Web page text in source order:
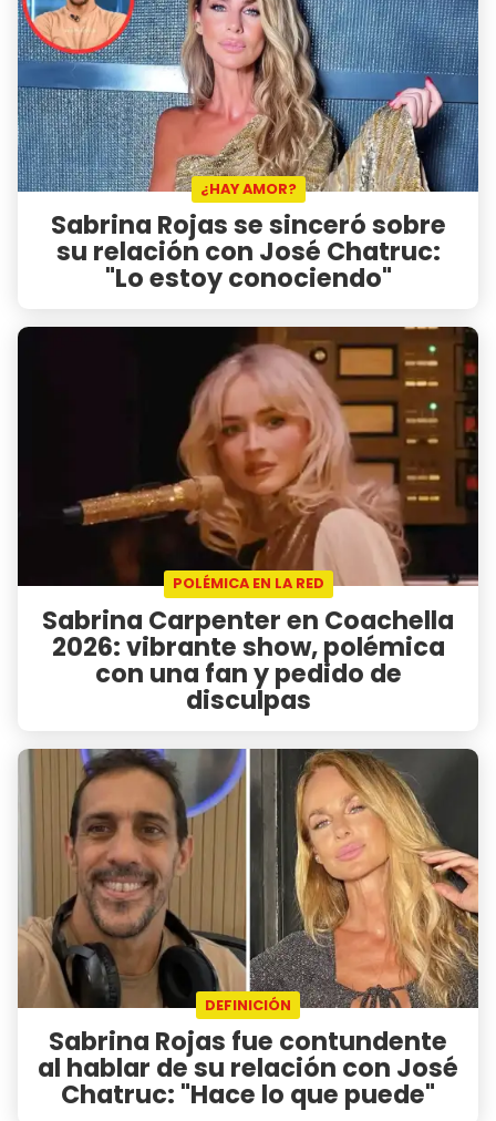
¿HAY AMOR?
Sabrina Rojas se sinceró sobre
su relación con José Chatruc:
"Lo estoy conociendo"
POLÉMICA EN LA RED
Sabrina Carpenter en Coachella
2026: vibrante show, polémica
con una fan y pedido de
disculpas
DEFINICIÓN
Sabrina Rojas fue contundente
al hablar de su relación con José
Chatruc: "Hace lo que puede"